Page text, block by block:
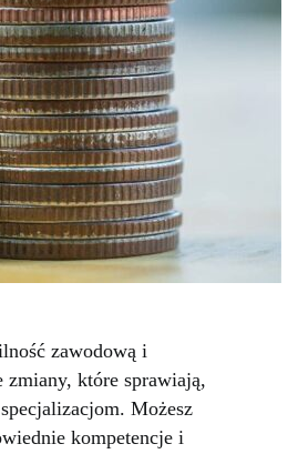
zawodową i
zmiany, które sprawiają,
Możesz
kompetencje i